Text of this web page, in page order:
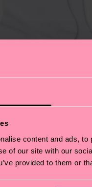
content and ads,
of our site with our
provided to them or